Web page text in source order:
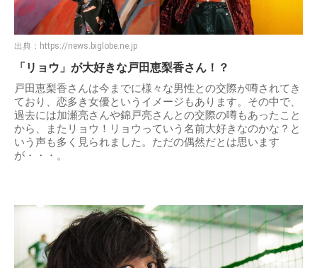
出典： https://news.biglobe.ne.jp
「リョウ」が大好きな戸田恵梨香さん！？
戸田恵梨香さんは今までに様々な男性との交際が噂されてき
ており、恋多き女優というイメージもあります。その中で、
過去には加瀬亮さんや錦戸亮さんとの交際の噂もあったこと
から、またリョウ！リョウっていう名前大好きなのかな？と
いう声も多く見られました。ただの偶然だとは思います
が・・・。